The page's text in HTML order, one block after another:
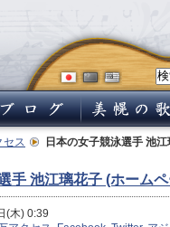
セス 日本の女子競泳選手 池
手 池江璃花子 (ホーム
(木) 0:39